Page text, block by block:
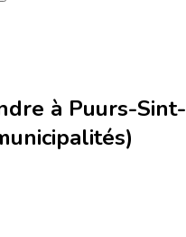
à Puurs-Sint-